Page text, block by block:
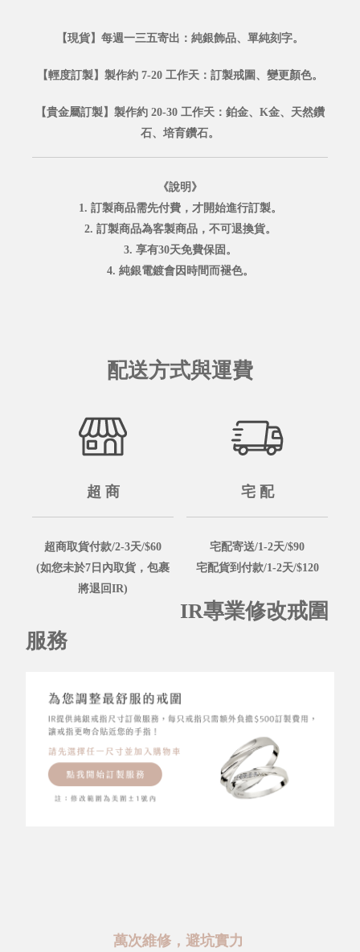
【現貨】每週一三五寄出：純銀飾品、單純刻字。
【輕度訂製】製作約 7-20 工作天：訂製戒圍、變更顏色。
【貴金屬訂製】製作約 20-30 工作天：鉑金、K金、天然鑽
石、培育鑽石。
《說明》
1. 訂製商品需先付費，才開始進行訂製。
2. 訂製商品為客製商品，不可退換貨。
3. 享有30天免費保固。
4. 純銀電鍍會因時間而褪色。
配送方式與運費
超 商
超商取貨付款/2-3天/$60
(如您未於7日內取貨，包裹
將退回IR)
宅 配
宅配寄送/1-2天/$90
宅配貨到付款/1-2天/$120
IR專業修改戒圍
服務
萬次維修，避坑實力